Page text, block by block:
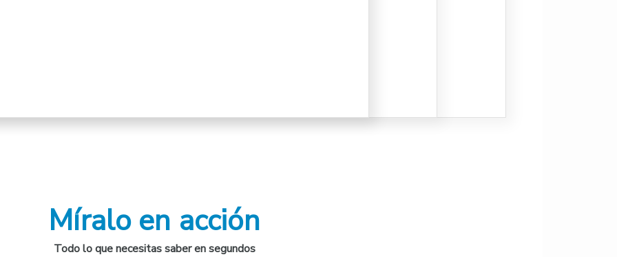
Míralo en acción
Todo lo que necesitas saber en segundos